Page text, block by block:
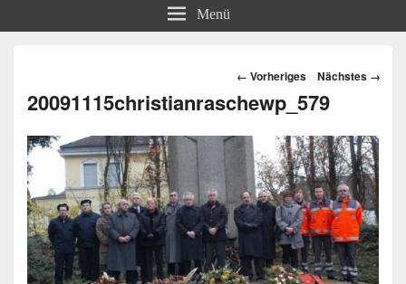
Menü
Bilder-
Navigation
← Vorheriges Nächstes →
20091115christianraschewp_579